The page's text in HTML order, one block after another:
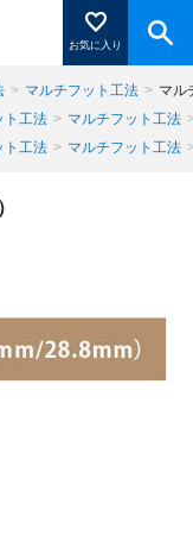
お気に入り
を押すと登録した
> マルチフット工法 > マル
ト工法 > マルチフット工法
ト工法 > マルチフット工法